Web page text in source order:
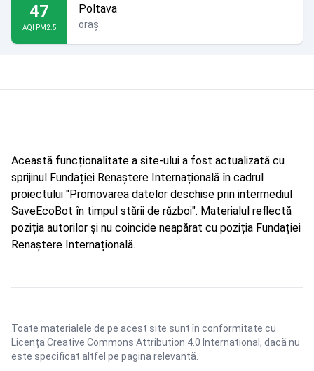
47
AQI PM2.5
Poltava
oraș
Această funcționalitate a site-ului a fost actualizată cu
sprijinul Fundației Renaștere Internațională în cadrul
proiectului "Promovarea datelor deschise prin intermediul
SaveEcoBot în timpul stării de război". Materialul reflectă
poziția autorilor și nu coincide neapărat cu poziția Fundației
Renaștere Internațională.
Toate materialele de pe acest site sunt în conformitate cu
Licența Creative Commons Attribution 4.0 International , dacă nu
este specificat altfel pe pagina relevantă.